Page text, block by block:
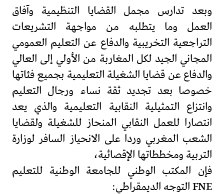
وبعد تدارس مجمل القضايا التنظيمية وآفاق
العمل وما يتطلبه من مواجهة التشريعات
التراجعية التخريبية والدفاع عن التعليم العمومي
المجاني الجيد لكل المغاربة من الأولي إلى العالي
والدفاع عن قضايا الشغيلة التعليمية بجميع فئاتها
خصوصا بعد تجديد ثقة نساء ورجال التعليم
وانتزاع التمثيلية النقابية التعليمية والذي يعد
انتصارا للعمل النقابي المنحاز للشغيلة ولقضايا
الشعب المغربي وردا على الانحياز السافر لوزارة
التربية ومخططاتها الإقصائية،
فإن المكتب الوطني للجامعة الوطنية للتعليم
FNE التوجه الديمقراطي: